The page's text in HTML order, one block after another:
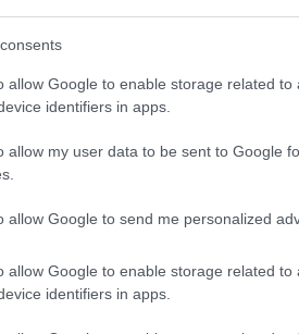
allow Google to enable storage related to
identifiers in apps.
allow my user data to be sent to Google
allow Google to send me personalized
allow Google to enable storage related to
identifiers in apps.
érhessenek el. Ne csüggedjenek,